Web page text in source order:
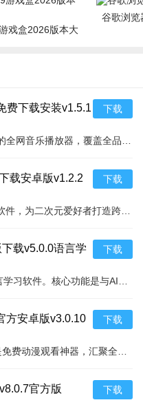
戏盒2026版本大
谷歌浏览
费下载安装v1.5.1
下载
载安卓版v1.2.2
下载
载v5.0.0语言学
下载
方安卓版v3.0.10
下载
官方版 下载